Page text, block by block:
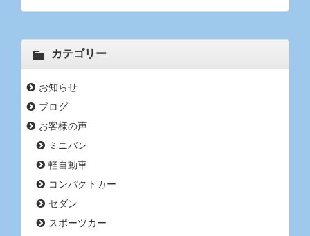
カテゴリー
お知らせ
ブログ
お客様の声
ミニバン
軽自動車
コンパクトカー
セダン
スポーツカー